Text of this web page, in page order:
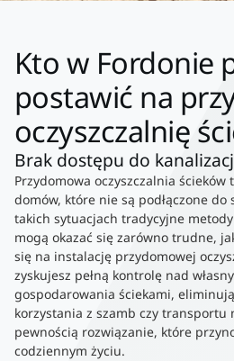
Kto w Fordonie
postawić na
oczyszczalnię
Brak dostępu do
Przydomowa oczyszczalnia ścieków
domów, które nie są podłączone do
takich sytuacjach tradycyjne
mogą okazać się zarówno trudne,
się na instalację przydomowej
zyskujesz pełną kontrolę nad
gospodarowania ściekami,
korzystania z szamb czy transportu
pewnością rozwiązanie, które
codziennym życiu.